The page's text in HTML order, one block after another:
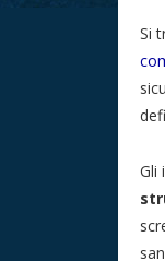
Si
Gli